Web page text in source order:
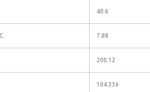
40.6
7.88
200.12
104.336